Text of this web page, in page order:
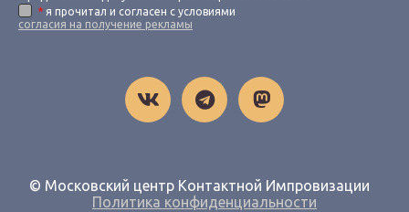
* я прочитал и согласен с условиями
согласия на получение рекламы
© Московский центр Контактной Импровизации
Политика конфиденциальности